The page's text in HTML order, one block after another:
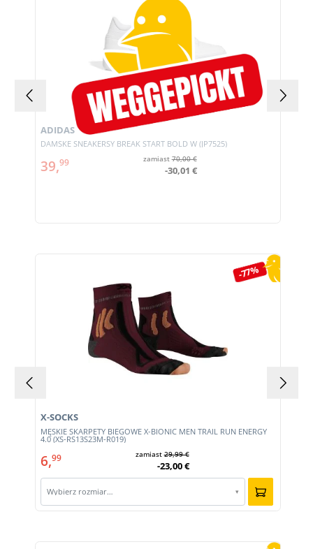
DAMSKE SNEAKERSY BREAK START BOLD W (JP7525)
ADIDAS
39,99 zamiast70,00 €
-30,01 €
-77%
MĘSKIE SKARPETY BIEGOWE X-BIONIC MEN TRAIL RUN ENERGY
4.0 (XS-RS13S23M-R019)
X-SOCKS
6,99 zamiast29,99 €
-23,00 €
Wybierz rozmiar… ▾